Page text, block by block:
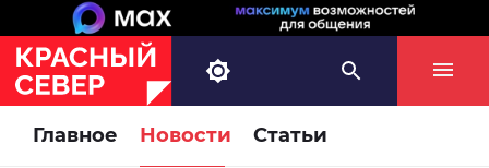
Главное Новости Статьи